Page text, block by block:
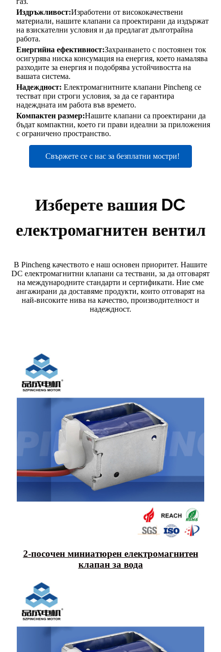
Издръжливост:Изработени от висококачествени
материали, нашите клапани са проектирани да издържат
на взискателни условия и да предлагат дълготрайна
работа.
Енергийна ефективност:Захранването с постоянен ток
осигурява ниска консумация на енергия, което намалява
разходите за енергия и подобрява устойчивостта на
вашата система.
Надеждност: Електромагнитните клапани Pincheng се
тестват при строги условия, за да се гарантира
надеждната им работа във времето.
Компактен размер:Нашите клапани са проектирани да
бъдат компактни, което ги прави идеални за приложения
с ограничено пространство.
Свържете се с нас за безплатни мостри!
Изберете вашия DC
електромагнитен вентил
В Pincheng качеството е наш основен приоритет. Нашите
DC електромагнитни клапани са тествани, за да отговарят
на международните стандарти и сертификати. Ние сме
ангажирани да доставяме продукти, които отговарят на
най-високите нива на качество, производителност и
надеждност.
2-посочен миниатюрен електромагнитен
клапан за вода